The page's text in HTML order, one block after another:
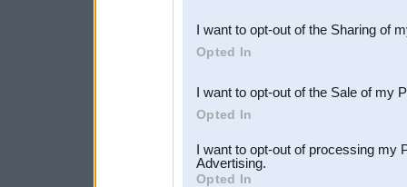
Downstream Participants
third parties.
I want to opt-out of the Sharing of
Opted In
I want to opt-out of the Sale of my
Opted In
I want to opt-out of processing my
Advertising.
Opted In